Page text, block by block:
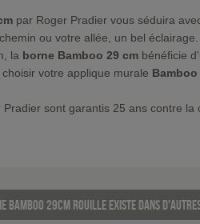
par Roger Pradier vous séduira
ou votre allée, un bel éclairage.
la borne Bamboo 29 cm bénéficie
votre applique murale Bamboo
sont garantis 25 ans contre la
Bamboo 29cm Rouille existe dans